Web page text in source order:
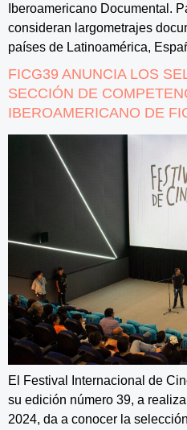
Iberoamericano Documental.
consideran largometrajes
países de Latinoamérica,
FICG39 ANUNCIA LOS
SECCIÓN DE
IBEROAMERICANO DE
El Festival Internacional de
su edición número 39, a
2024, da a conocer la